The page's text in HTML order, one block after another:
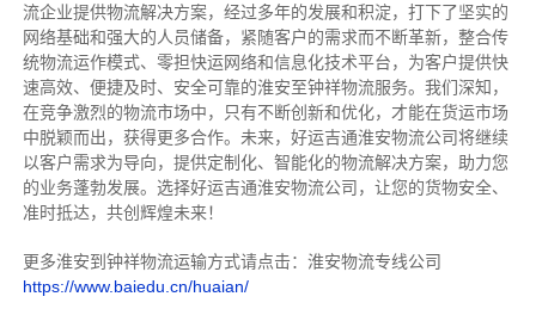
流企业提供物流解决方案，经过多年的发展和积淀，打下了坚实的
网络基础和强大的人员储备，紧随客户的需求而不断革新，整合传
统物流运作模式、零担快运网络和信息化技术平台，为客户提供快
速高效、便捷及时、安全可靠的淮安至钟祥物流服务。 我们深知，
在竞争激烈的物流市场中，只有不断创新和优化，才能在货运市场
中脱颖而出，获得更多合作。 未来，好运吉通淮安物流公司将继续
以客户需求为导向，提供定制化、智能化的物流解决方案，助力您
的业务蓬勃发展。选择好运吉通淮安物流公司，让您的货物安全、
准时抵达，共创辉煌未来！
更多淮安到钟祥物流运输方式请点击：淮安物流专线公司
https://www.baiedu.cn/huaian/